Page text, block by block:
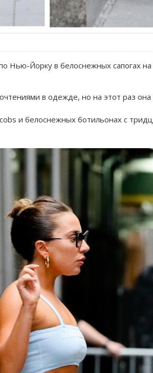
Нью-Йорку в белоснежных сапогах
в одежде, но на этот раз она
и белоснежных ботильонах с